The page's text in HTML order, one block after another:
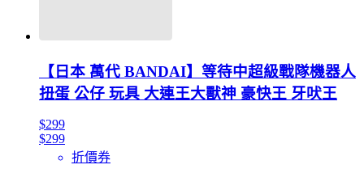
【日本 萬代 BANDAI】等待中超級戰隊機器人
扭蛋 公仔 玩具 大連王大獸神 豪快王 牙吠王
$299
$299
折價券